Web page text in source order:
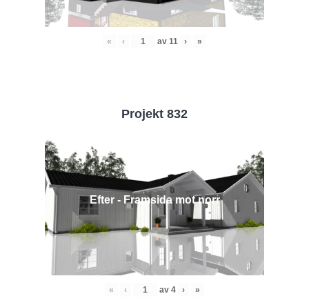
« ‹ av 11 › »
Projekt 832
Efter - Framsida mot norr
« ‹ av 4 › »